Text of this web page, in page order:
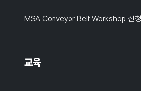
MSA Conveyor Belt Workshop 신청
교육